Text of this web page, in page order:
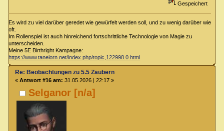
Gespeichert
Es wird zu viel darüber geredet wie gewürfelt werden soll, und zu wenig darüber wie
oft.
Im Rollenspiel ist auch hinreichend fortschrittliche Technologie von Magie zu
unterscheiden.
Meine 5E Birthright Kampagne:
https://www.tanelorn.net/index.php/topic,122998.0.html
Selganor [n/a]
Re: Beobachtungen zu 5.5 Zaubern
« Antwort #16 am: 31.05.2026 | 22:17 »